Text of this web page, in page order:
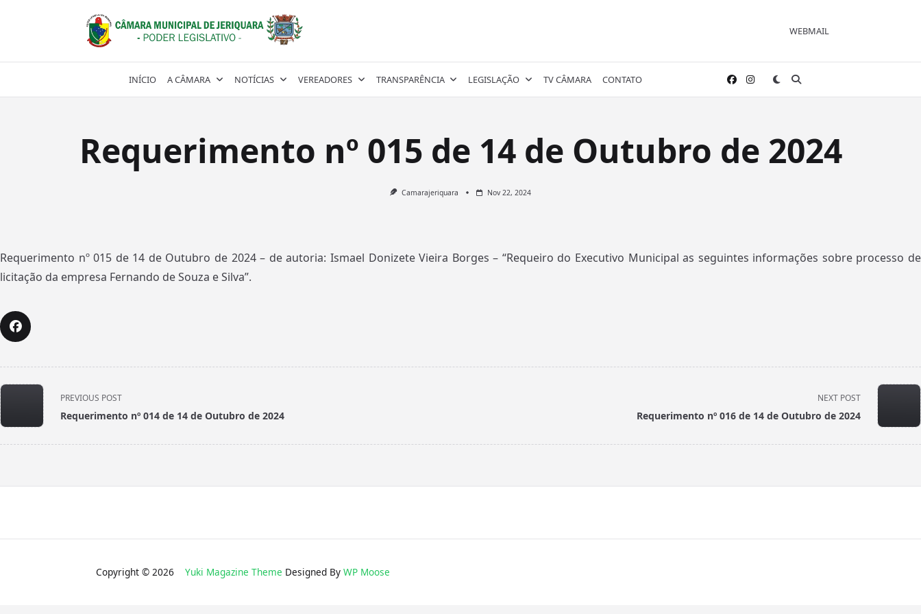
WEBMAIL
INÍCIO A CÂMARA NOTÍCIAS VEREADORES TRANSPARÊNCIA LEGISLAÇÃO TV CÂMARA CONTATO
Requerimento nº 015 de 14 de Outubro de 2024
Camarajeriquara Nov 22, 2024
Requerimento nº 015 de 14 de Outubro de 2024 – de autoria: Ismael Donizete Vieira Borges – “Requeiro do Executivo Municipal as seguintes informações sobre processo de
licitação da empresa Fernando de Souza e Silva”.
<span
class="nav-
subtitle
screen-
PREVIOUS POST
Requerimento nº 014 de 14 de Outubro de 2024
NEXT POST
Requerimento nº 016 de 14 de Outubro de 2024
Copyright © 2026 Yuki Magazine Theme Designed By WP Moose